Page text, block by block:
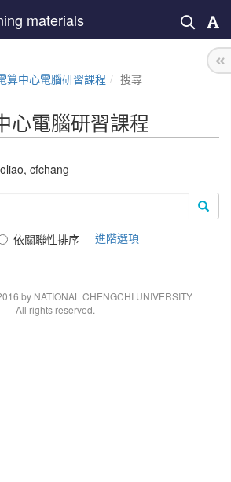
materials
算中心電腦研習課程 搜尋
心電腦研習課程
, cfchang
依關聯性排序 進階選項
by NATIONAL CHENGCHI UNIVERSITY
All rights reserved.